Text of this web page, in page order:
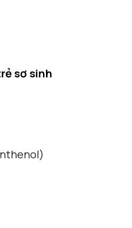
sơ sinh